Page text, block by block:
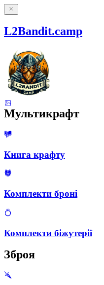
L2Bandit.camp
Мультикрафт
Книга крафту
Комплекти броні
Комплекти біжутерії
Зброя